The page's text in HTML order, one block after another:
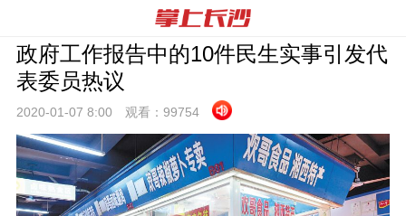
政府工作报告中的10件民生实事引发代
表委员热议
2020-01-07 8:00 观看： 99754